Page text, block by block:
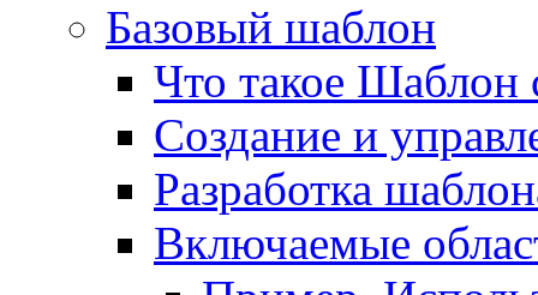
Базовый шаблон
Что такое Шаблон
Создание и
Разработка
Включаемые